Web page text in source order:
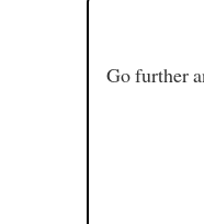
Go further